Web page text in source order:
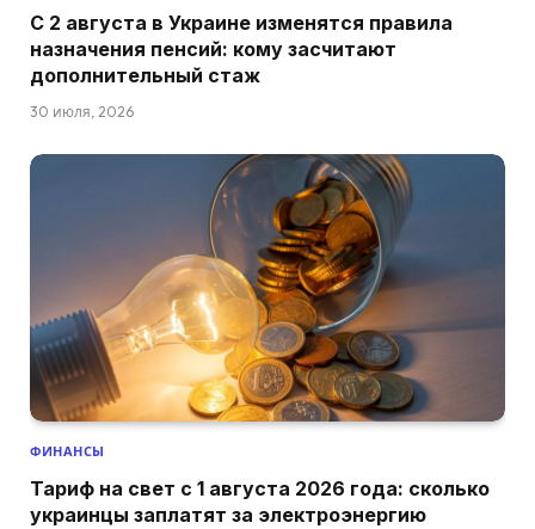
С 2 августа в Украине изменятся правила
назначения пенсий: кому засчитают
дополнительный стаж
30 июля, 2026
ФИНАНСЫ
Тариф на свет с 1 августа 2026 года: сколько
украинцы заплатят за электроэнергию